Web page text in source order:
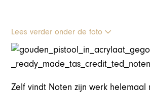
Lees verder onder de foto
Zelf vindt Noten zijn werk helemaal